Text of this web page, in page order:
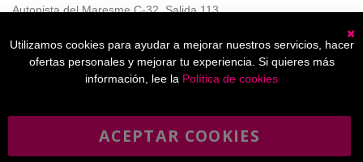
Autopista del Maresme C-32, Salida 113
Horario de Atención al cliente:
De lunes a jueves de 8:00 a 17:00,
Viernes de 8:00 a 15:00
Utilizamos cookies para ayudar a mejorar nuestros servicios, hacer
ofertas personales y mejorar tu experiencia. Si quieres más
información, lee la Política de cookies
ACEPTAR COOKIES